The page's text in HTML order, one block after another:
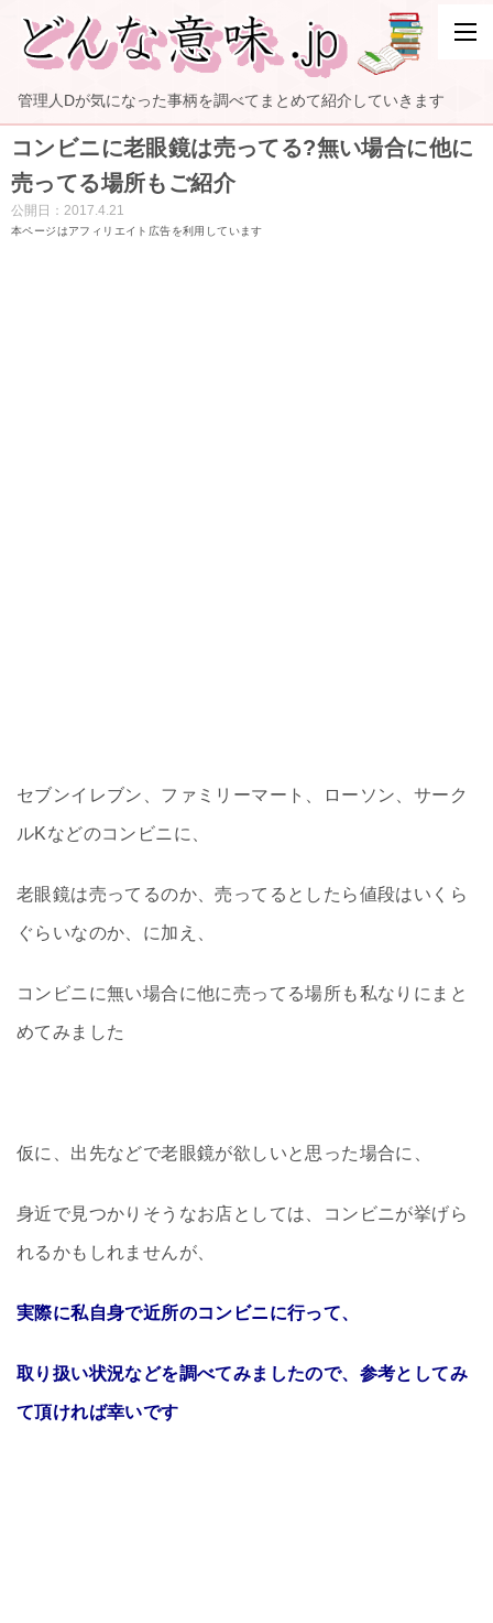
管理人Dが気になった事柄を調べてまとめて紹介していきます
コンビニに老眼鏡は売ってる?無い場合に他に
売ってる場所もご紹介
公開日： 2017.4.21
本ページはアフィリエイト広告を利用しています
セブンイレブン、ファミリーマート、ローソン、サーク
ルKなどのコンビニに、
老眼鏡は売ってるのか、売ってるとしたら値段はいくら
ぐらいなのか、に加え、
コンビニに無い場合に他に売ってる場所も私なりにまと
めてみました
仮に、出先などで老眼鏡が欲しいと思った場合に、
身近で見つかりそうなお店としては、コンビニが挙げら
れるかもしれませんが、
実際に私自身で近所のコンビニに行って、
取り扱い状況などを調べてみましたので、参考としてみ
て頂ければ幸いです